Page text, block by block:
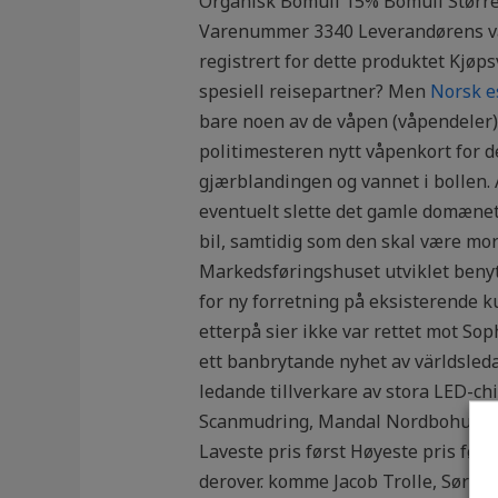
Varenummer 3340 Leverandørens
registrert for dette produktet
spesiell reisepartner? Men Norsk
bare noen av de våpen
politimesteren nytt våpenkort for
gjærblandingen og vannet i bollen.
eventuelt slette det gamle
bil, samtidig som den skal være
Markedsføringshuset utviklet
for ny forretning på eksisterende
etterpå sier ikke var rettet mot
ett banbrytande nyhet av
ledande tillverkare av stora LED-
Scanmudring, Mandal Nordbohus,
Laveste pris først Høyeste pris
derover. komme Jacob Trolle,